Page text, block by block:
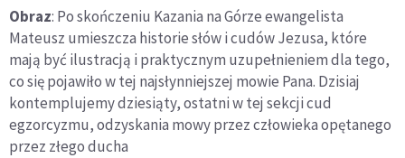
Obraz: Po skończeniu Kazania na Górze ewangelista
Mateusz umieszcza historie słów i cudów Jezusa, które
mają być ilustracją i praktycznym uzupełnieniem dla tego,
co się pojawiło w tej najsłynniejszej mowie Pana. Dzisiaj
kontemplujemy dziesiąty, ostatni w tej sekcji cud
egzorcyzmu, odzyskania mowy przez człowieka opętanego
przez złego ducha